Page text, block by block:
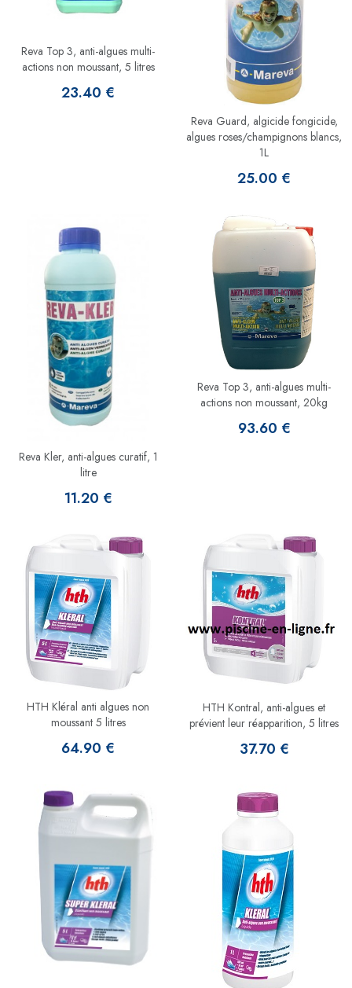
Reva Top 3, anti-algues multi-
actions non moussant, 5 litres
23.40 €
Reva Guard, algicide fongicide,
algues roses/champignons blancs,
1L
25.00 €
Reva Kler, anti-algues curatif, 1
litre
11.20 €
Reva Top 3, anti-algues multi-
actions non moussant, 20kg
93.60 €
HTH Kléral anti algues non
moussant 5 litres
64.90 €
HTH Kontral, anti-algues et
prévient leur réapparition, 5 litres
37.70 €